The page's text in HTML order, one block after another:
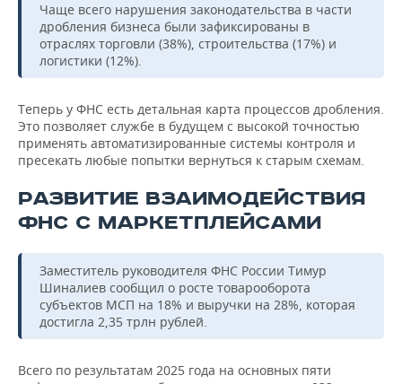
Чаще всего нарушения законодательства в части
дробления бизнеса были зафиксированы в
отраслях торговли (38%), строительства (17%) и
логистики (12%).
Теперь у ФНС есть детальная карта процессов дробления.
Это позволяет службе в будущем с высокой точностью
применять автоматизированные системы контроля и
пресекать любые попытки вернуться к старым схемам.
РАЗВИТИЕ ВЗАИМОДЕЙСТВИЯ
ФНС С МАРКЕТПЛЕЙСАМИ
Заместитель руководителя ФНС России Тимур
Шиналиев сообщил о росте товарооборота
субъектов МСП на 18% и выручки на 28%, которая
достигла 2,35 трлн рублей.
Всего по результатам 2025 года на основных пяти